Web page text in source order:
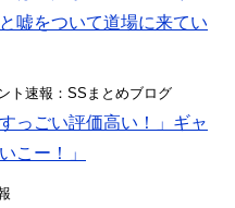
嘘をついて道場に来てい
ト速報：SSまとめブログ
っごい評価高い！」ギャ
こー！」